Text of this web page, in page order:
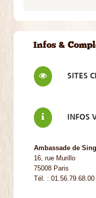
Infos &
SITES
INFOS
Ambassade de
16, rue Murillo
75008 Paris
Tél. : 01.56.79.68.00